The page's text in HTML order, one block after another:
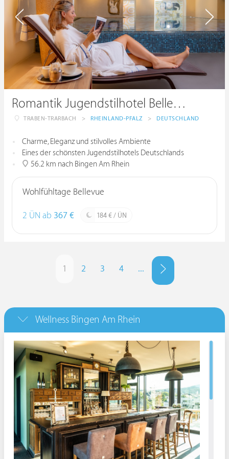
Romantik Jugendstilhotel Bellevue
TRABEN-TRARBACH > RHEINLAND-PFALZ > DEUTSCHLAND
Charme, Eleganz und stilvolles Ambiente
Eines der schönsten Jugendstilhotels Deutschlands
56.2 km nach Bingen Am Rhein
Wohlfühltage Bellevue
2 ÜN ab 367 € 184 € / ÜN
1 2 3 4 ...
Wellness Bingen Am Rhein